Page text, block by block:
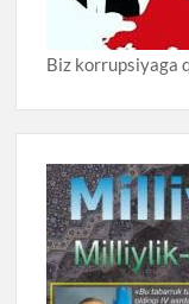
Biz korrupsiyaga